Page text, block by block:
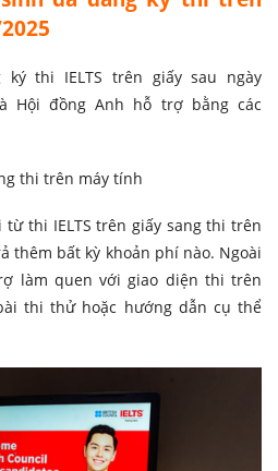
thi IELTS trên giấy sau ngày
Hội đồng Anh hỗ trợ bằng các
thi trên máy tính
thi IELTS trên giấy sang thi trên
thêm bất kỳ khoản phí nào. Ngoài
làm quen với giao diện thi trên
thi thử hoặc hướng dẫn cụ thể